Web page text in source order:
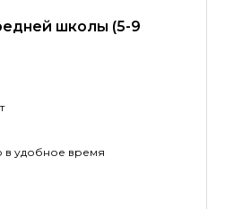
школы (5-9
в удобное время